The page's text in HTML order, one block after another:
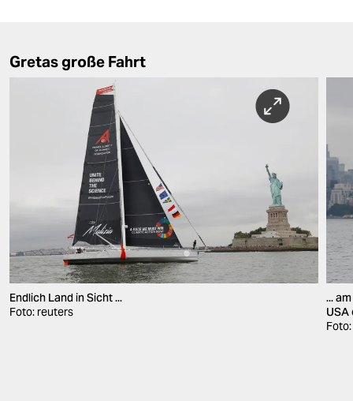
Gretas große Fahrt
Endlich Land in Sicht ...
Foto: reuters
...